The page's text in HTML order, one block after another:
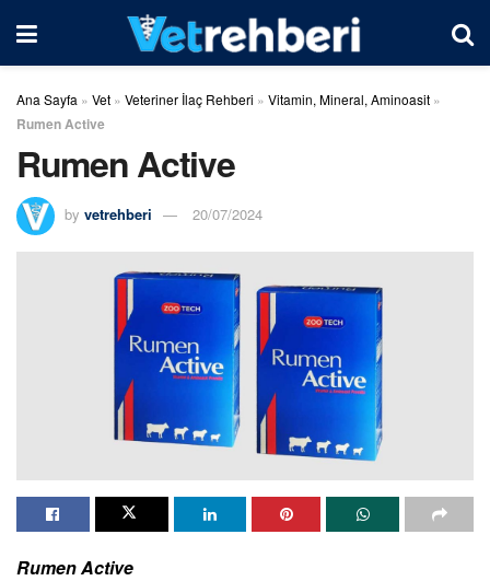
Ana Sayfa » Vet » Veteriner İlaç Rehberi » Vitamin, Mineral, Aminoasit »
Rumen Active
Rumen Active
by vetrehberi 20/07/2024
Rumen Active